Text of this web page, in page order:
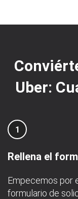
Uber:
1
Rellena el
Empecemos por
formulario de